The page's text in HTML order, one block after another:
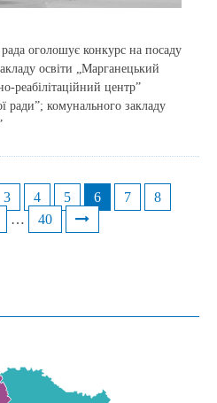
оголошує конкурс на посаду
освіти „Марганецький
реабілітаційний центр”
ради”; комунального закладу
3 4 5 6 7
8
… 40